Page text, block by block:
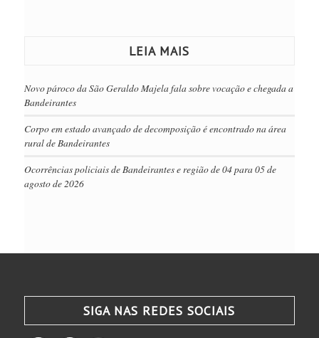
LEIA MAIS
Novo pároco da São Geraldo Majela fala sobre vocação e chegada a
Bandeirantes
Corpo em estado avançado de decomposição é encontrado na área
rural de Bandeirantes
Ocorrências policiais de Bandeirantes e região de 04 para 05 de
agosto de 2026
SIGA NAS REDES SOCIAIS